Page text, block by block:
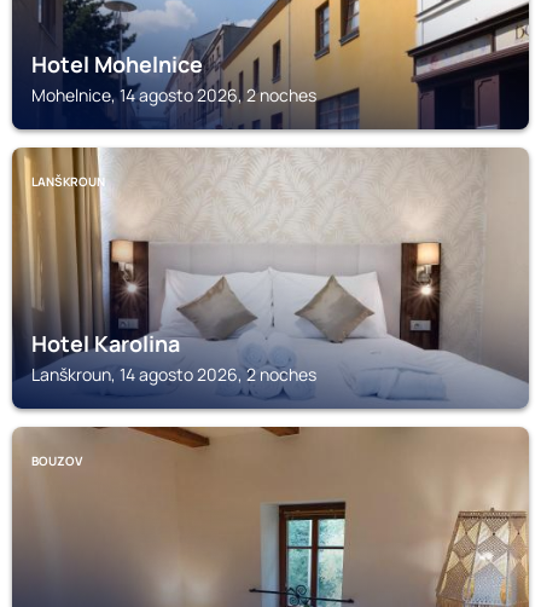
Hotel Mohelnice
Mohelnice, 14 agosto 2026, 2 noches
LANŠKROUN
Hotel Karolina
Lanškroun, 14 agosto 2026, 2 noches
BOUZOV